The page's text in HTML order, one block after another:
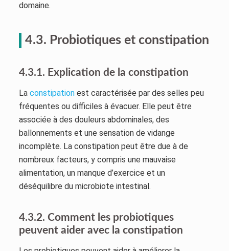
domaine.
4.3. Probiotiques et constipation
4.3.1. Explication de la constipation
La constipation est caractérisée par des selles peu
fréquentes ou difficiles à évacuer. Elle peut être
associée à des douleurs abdominales, des
ballonnements et une sensation de vidange
incomplète. La constipation peut être due à de
nombreux facteurs, y compris une mauvaise
alimentation, un manque d’exercice et un
déséquilibre du microbiote intestinal.
4.3.2. Comment les probiotiques
peuvent aider avec la constipation